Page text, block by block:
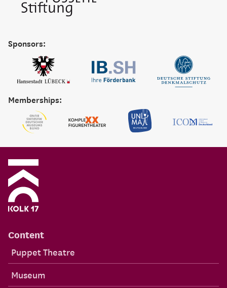
Sponsors:
Memberships:
Content
Puppet Theatre
Museum